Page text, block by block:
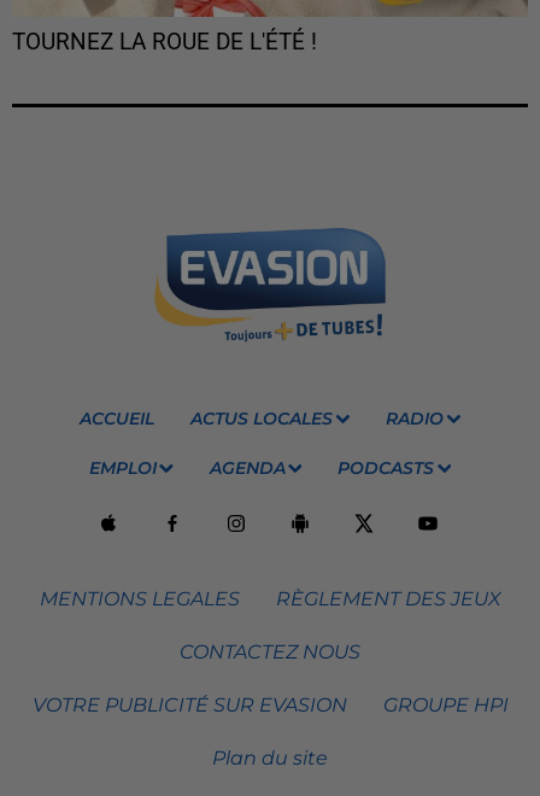
TOURNEZ LA ROUE DE L'ÉTÉ !
ACCUEIL ACTUS LOCALES RADIO
EMPLOI AGENDA PODCASTS
MENTIONS LEGALES RÈGLEMENT DES JEUX
CONTACTEZ NOUS
VOTRE PUBLICITÉ SUR EVASION GROUPE HPI
Plan du site